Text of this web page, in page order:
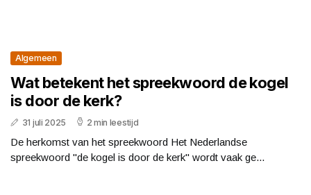
Algemeen
Wat betekent het spreekwoord de kogel
is door de kerk?
31 juli 2025 2 min leestijd
De herkomst van het spreekwoord Het Nederlandse
spreekwoord "de kogel is door de kerk" wordt vaak ge...